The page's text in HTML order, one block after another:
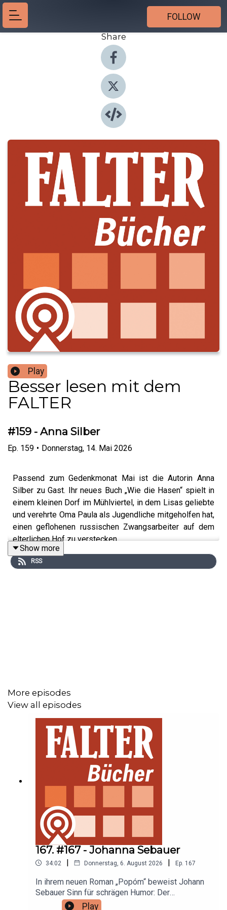
FOLLOW
Share
Play
Besser lesen mit dem
FALTER
#159 - Anna Silber
Ep. 159 • Donnerstag, 14. Mai 2026
Passend zum Gedenkmonat Mai ist die Autorin Anna
Silber zu Gast. Ihr neues Buch „Wie die Hasen“ spielt in
einem kleinen Dorf im Mühlviertel, in dem Lisas geliebte
und verehrte Oma Paula als Jugendliche mitgeholfen hat,
einen geflohenen russischen Zwangsarbeiter auf dem
elterlichen Hof zu verstecken.
Hier geht's zu den Bücher dieser Folge:
„Wie die Hasen“von Anna Silber
Show more
RSS
More episodes
View all episodes
167. #167 - Johanna Sebauer
34:02 | Donnerstag, 6. August 2026 | Ep. 167
In ihrem neuen Roman „Popóm“ beweist Johann
Sebauer Sinn für schrägen Humor: Der
Endzwanziger Hendrik Popóm trifft in einer
Play